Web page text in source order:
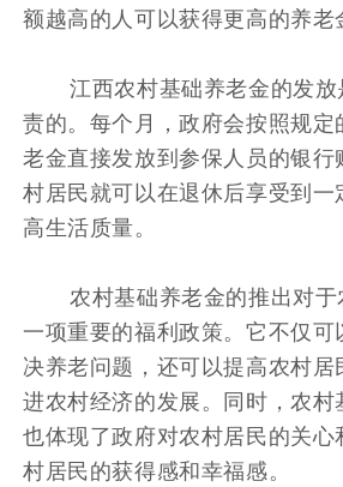
额越高的人可以获得更高的养老
江西农村基础养老金的发放
责的。每个月，政府会按照规
老金直接发放到参保人员的银
村居民就可以在退休后享受到
高生活质量。
农村基础养老金的推出对于
一项重要的福利政策。它不仅
决养老问题，还可以提高农村
进农村经济的发展。同时，农村
也体现了政府对农村居民的关
村居民的获得感和幸福感。